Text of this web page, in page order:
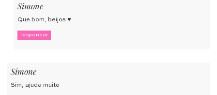
Simone
Que bom, beijos ♥
responder
Simone
Sim, ajuda muito